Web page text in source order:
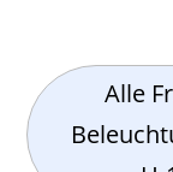
Alle